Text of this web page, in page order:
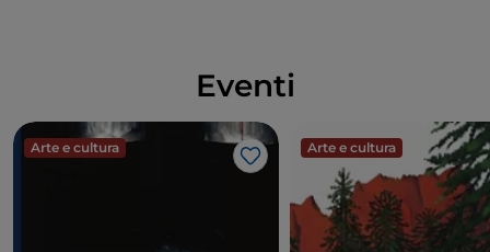
Eventi
Arte e cultura
Like
Arte e cultura